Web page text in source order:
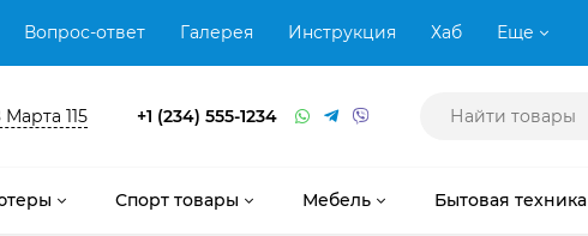
Вопрос-ответ Галерея Инструкция Хаб Еще
115 +1 (234) 555-1234
Спорт товары Мебель Бытовая техника